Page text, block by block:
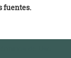
fuentes.